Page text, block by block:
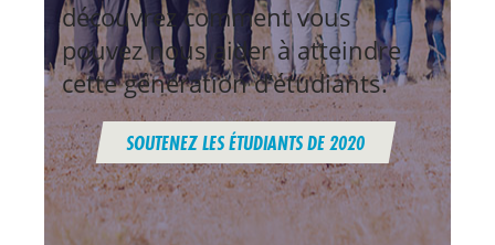
découvrez comment vous
pouvez nous aider à atteindre
cette génération d’étudiants.
SOUTENEZ LES ÉTUDIANTS DE 2020